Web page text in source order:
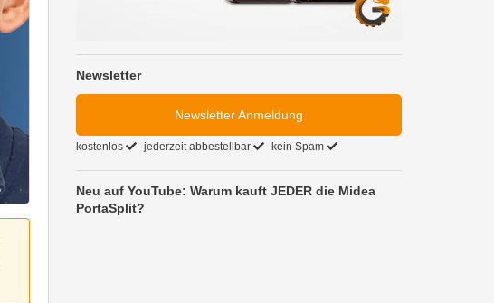
Newsletter
Newsletter Anmeldung
kostenlos jederzeit abbestellbar kein Spam
Neu auf YouTube: Warum kauft JEDER die Midea
PortaSplit?